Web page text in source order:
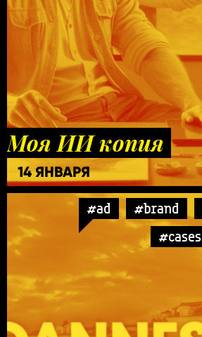
Моя ИИ копия
14 ЯНВАРЯ
#ad #brand
#cases